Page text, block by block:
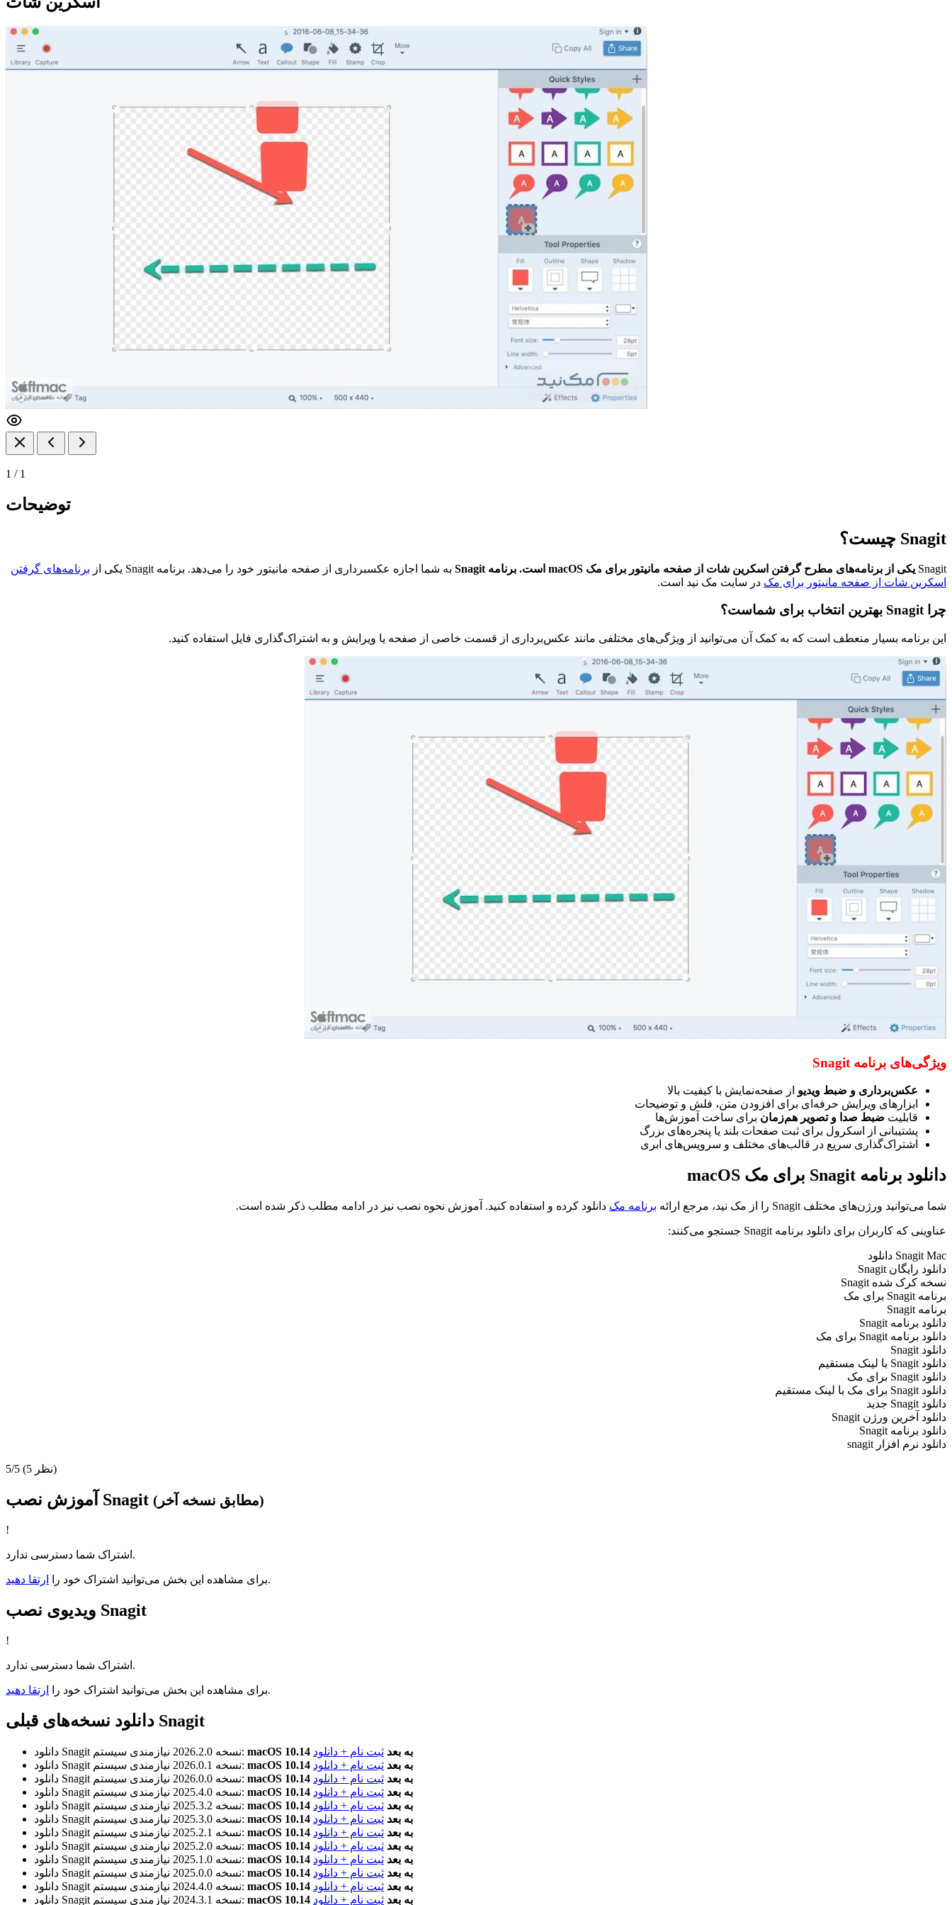
1 / 1
توضیحات
Snagit چیست؟
Snagit یکی از برنامه‌های مطرح گرفتن اسکرین شات از صفحه مانیتور برای مک macOS است. برنامه Snagit به شما اجازه عکسبرداری از صفحه مانیتور خود را می‌دهد. برنامه Snagit یکی از
برنامه‌های گرفتن
اسکرین شات از صفحه مانیتور برای مک در سایت مک نید است.
چرا Snagit بهترین انتخاب برای شماست؟
این برنامه بسیار منعطف است که به کمک آن می‌توانید از ویژگی‌های مختلفی مانند عکس‌برداری از قسمت خاصی از صفحه یا ویرایش و به اشتراک‌گذاری فایل استفاده کنید.
ویژگی‌های برنامه Snagit
عکس‌برداری و ضبط ویدیو از صفحه‌نمایش با کیفیت بالا
ابزارهای ویرایش حرفه‌ای برای افزودن متن، فلش و توضیحات
قابلیت ضبط صدا و تصویر هم‌زمان برای ساخت آموزش‌ها
پشتیبانی از اسکرول برای ثبت صفحات بلند یا پنجره‌های بزرگ
اشتراک‌گذاری سریع در قالب‌های مختلف و سرویس‌های ابری
دانلود برنامه Snagit برای مک macOS
شما می‌توانید ورژن‌های مختلف Snagit را از مک نید، مرجع ارائه برنامه مک دانلود کرده و استفاده کنید. آموزش نحوه نصب نیز در ادامه مطلب ذکر شده است.
عناوینی که کاربران برای دانلود برنامه Snagit جستجو می‌کنند:
Snagit Mac دانلود
دانلود رایگان Snagit
نسخه کرک شده Snagit
برنامه Snagit برای مک
برنامه Snagit
دانلود برنامه Snagit
دانلود برنامه Snagit برای مک
دانلود Snagit
دانلود Snagit با لینک مستقیم
دانلود Snagit برای مک
دانلود Snagit برای مک با لینک مستقیم
دانلود Snagit جدید
دانلود آخرین ورژن Snagit
دانلود برنامه Snagit
دانلود نرم افزار snagit
5/5 (5 نظر)
آموزش نصب Snagit (مطابق نسخه آخر)
!
اشتراک شما دسترسی ندارد.
برای مشاهده این بخش می‌توانید اشتراک خود را ارتقا دهید .
ویدیوی نصب Snagit
!
اشتراک شما دسترسی ندارد.
برای مشاهده این بخش می‌توانید اشتراک خود را ارتقا دهید .
دانلود نسخه‌های قبلی Snagit
دانلود Snagit نسخه 2026.2.0نیازمندی سیستم: macOS 10.14 به بعد ثبت نام + دانلود
دانلود Snagit
نسخه 2026.0.1نیازمندی سیستم: macOS 10.14 به بعد ثبت نام + دانلود
دانلود Snagit
نسخه 2026.0.0نیازمندی سیستم: macOS 10.14 به بعد ثبت نام + دانلود
دانلود Snagit
نسخه 2025.4.0نیازمندی سیستم: macOS 10.14 به بعد ثبت نام + دانلود
دانلود Snagit
نسخه 2025.3.2نیازمندی سیستم: macOS 10.14 به بعد ثبت نام + دانلود
دانلود Snagit
نسخه 2025.3.0نیازمندی سیستم: macOS 10.14 به بعد ثبت نام + دانلود
دانلود Snagit
نسخه 2025.2.1نیازمندی سیستم: macOS 10.14 به بعد ثبت نام + دانلود
دانلود Snagit
نسخه 2025.2.0نیازمندی سیستم: macOS 10.14 به بعد ثبت نام + دانلود
دانلود Snagit
نسخه 2025.1.0نیازمندی سیستم: macOS 10.14 به بعد ثبت نام + دانلود
دانلود Snagit
نسخه 2025.0.0نیازمندی سیستم: macOS 10.14 به بعد ثبت نام + دانلود
دانلود Snagit
نسخه 2024.4.0نیازمندی سیستم: macOS 10.14 به بعد ثبت نام + دانلود
دانلود Snagit
نسخه 2024.3.1نیازمندی سیستم: macOS 10.14 به بعد ثبت نام + دانلود